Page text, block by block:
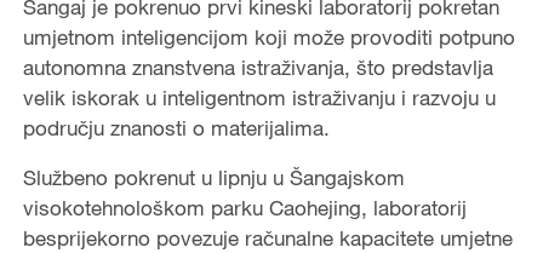
Šangaj je pokrenuo prvi kineski laboratorij pokretan
umjetnom inteligencijom koji može provoditi potpuno
autonomna znanstvena istraživanja, što predstavlja
velik iskorak u inteligentnom istraživanju i razvoju u
području znanosti o materijalima.
Službeno pokrenut u lipnju u Šangajskom
visokotehnološkom parku Caohejing, laboratorij
besprijekorno povezuje računalne kapacitete umjetne